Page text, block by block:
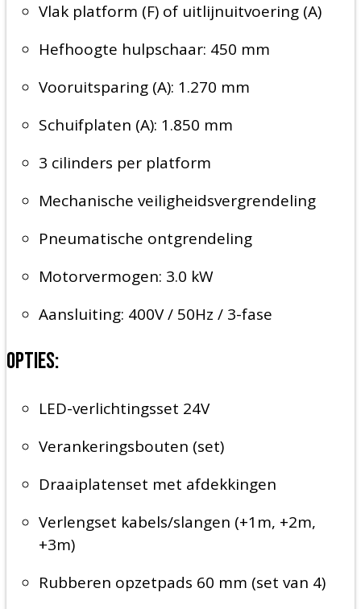
Vlak platform (F) of uitlijnuitvoering (A)
Hefhoogte hulpschaar: 450 mm
Vooruitsparing (A): 1.270 mm
Schuifplaten (A): 1.850 mm
3 cilinders per platform
Mechanische veiligheidsvergrendeling
Pneumatische ontgrendeling
Motorvermogen: 3.0 kW
Aansluiting: 400V / 50Hz / 3-fase
Opties:
LED-verlichtingsset 24V
Verankeringsbouten (set)
Draaiplatenset met afdekkingen
Verlengset kabels/slangen (+1m, +2m,
+3m)
Rubberen opzetpads 60 mm (set van 4)